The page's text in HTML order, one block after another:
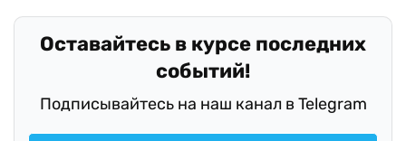
Оставайтесь в курсе последних
событий!
Подписывайтесь на наш канал в Telegram